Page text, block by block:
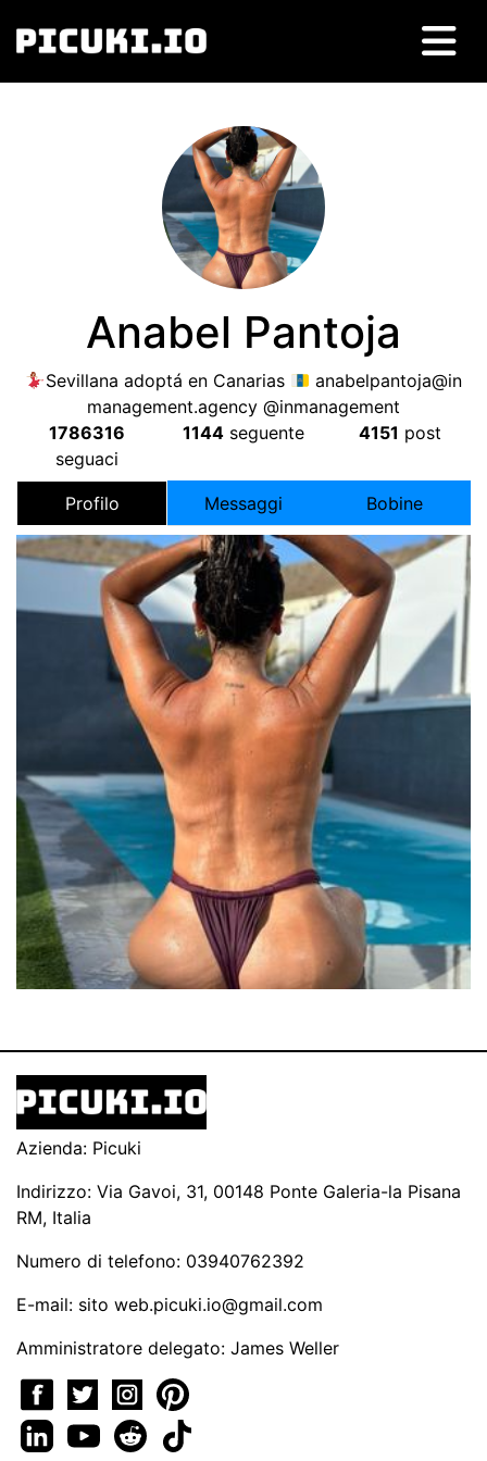
Anabel Pantoja
Sevillana adoptá en Canarias
anabelpantoja@in
management.agency @inmanagement
1786316
seguaci
1144 seguente 4151 post
Profilo Messaggi Bobine
Azienda: Picuki
Indirizzo: Via Gavoi, 31, 00148 Ponte Galeria-la Pisana
RM, Italia
Numero di telefono: 03940762392
E-mail: sito web.picuki.io@gmail.com
Amministratore delegato: James Weller